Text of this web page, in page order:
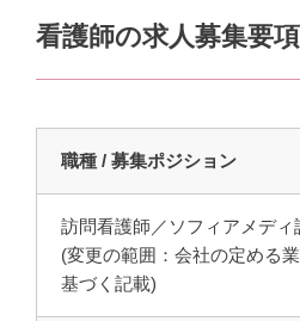
看護師の求人募集要項
職種 / 募集ポジション
訪問看護師／ソフィアメデ
(変更の範囲：会社の定め
基づく記載)